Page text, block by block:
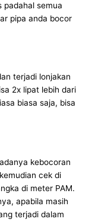
padahal semua
pipa anda bocor
terjadi lonjakan
2x lipat lebih dari
biasa saja, bisa
kebocoran
cek di
di meter PAM.
apabila masih
terjadi dalam